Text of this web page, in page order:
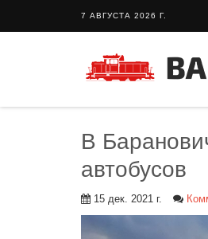
7 АВГУСТА 2026 Г.
В
автобусов
15 дек. 2021 г.